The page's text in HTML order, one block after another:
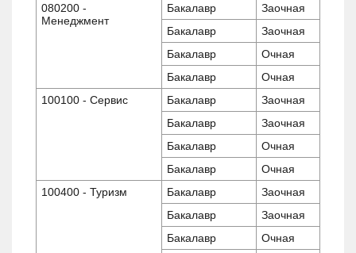
080200 -
Менеджмент
Бакалавр
Заочная
Бакалавр
Заочная
Бакалавр
Очная
Бакалавр
Очная
100100 - Сервис
Бакалавр
Заочная
Бакалавр
Заочная
Бакалавр
Очная
Бакалавр
Очная
100400 - Туризм
Бакалавр
Заочная
Бакалавр
Заочная
Бакалавр
Очная